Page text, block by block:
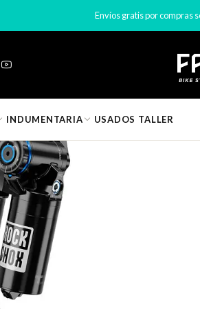
Envíos gratis por compras
Componentes de Bicicleta Shock bicicletas
INDUMENTARIA USADOS TALLER